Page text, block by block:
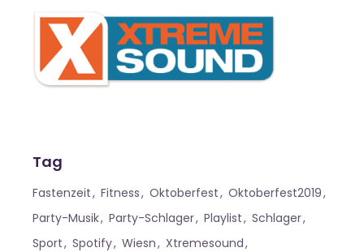
Tag
Fastenzeit Fitness Oktoberfest
Oktoberfest2019
Party-Musik
Party-Schlager Playlist
Schlager
Sport
Spotify Wiesn
Xtremesound